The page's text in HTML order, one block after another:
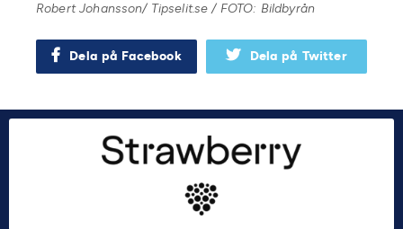
Robert Johansson/ Tipselit.se / FOTO: Bildbyrån
Dela på Facebook Dela på Twitter